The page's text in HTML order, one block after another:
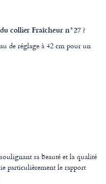
collier Fraîcheur n°27 ?
de réglage à 42 cm pour un
sa beauté et la qualité
particulièrement le rapport